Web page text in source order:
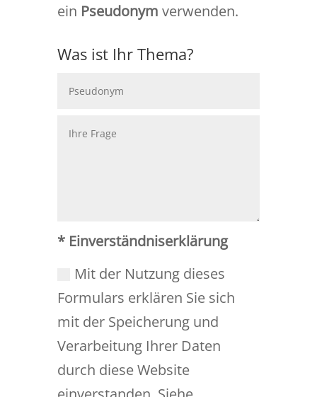
ein Pseudonym verwenden.
Was ist Ihr Thema?
* Einverständniserklärung
Mit der Nutzung dieses
Formulars erklären Sie sich
mit der Speicherung und
Verarbeitung Ihrer Daten
durch diese Website